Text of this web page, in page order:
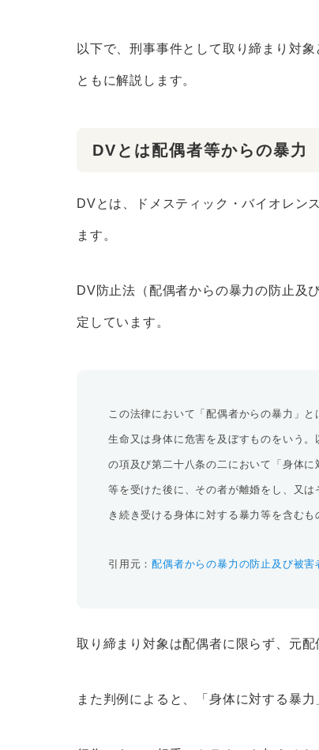
以下で、刑事事件として取り締まり対
ともに解説します。
DVとは配偶者等からの暴力
DVとは、ドメスティック・バイオレン
ます。
DV防止法（配偶者からの暴力の防止及
定しています。
この法律において「配偶者からの暴力」
生命又は身体に危害を及ぼすものをいう
の項及び第二十八条の二において「身体
等を受けた後に、その者が離婚をし、又
き続き受ける身体に対する暴力等を含むも
引用元：配偶者からの暴力の防止及び被
取り締まり対象は配偶者に限らず、元
また判例によると、「身体に対する暴